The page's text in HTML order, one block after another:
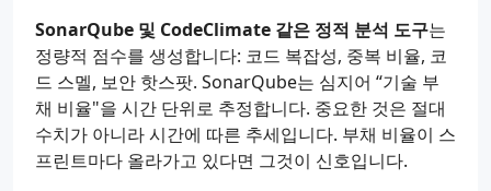
SonarQube 및 CodeClimate 같은 정적 분석 도구는
정량적 점수를 생성합니다: 코드 복잡성, 중복 비율, 코
드 스멜, 보안 핫스팟. SonarQube는 심지어 “기술 부
채 비율"을 시간 단위로 추정합니다. 중요한 것은 절대
수치가 아니라 시간에 따른 추세입니다. 부채 비율이 스
프린트마다 올라가고 있다면 그것이 신호입니다.